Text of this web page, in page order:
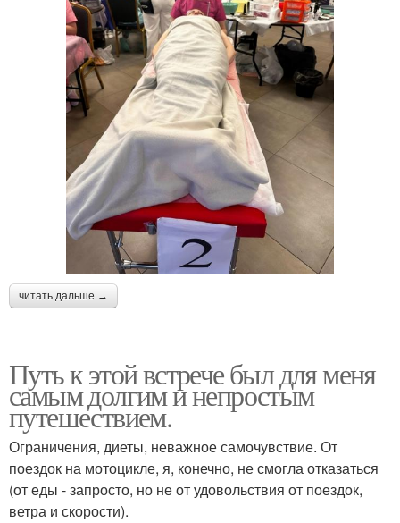
читать дальше →
Путь к этой встрече был для меня
самым долгим и непростым
путешествием.
Ограничения, диеты, неважное самочувствие. От
поездок на мотоцикле, я, конечно, не смогла отказаться
(от еды - запросто, но не от удовольствия от поездок,
ветра и скорости).